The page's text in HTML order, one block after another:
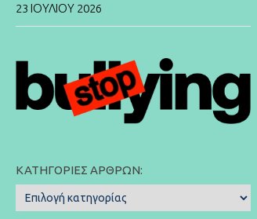
23 ΙΟΥΛΊΟΥ 2026
ΚΑΤΗΓΟΡΊΕΣ ΆΡΘΡΩΝ:
Κατηγορίες
Άρθρων: